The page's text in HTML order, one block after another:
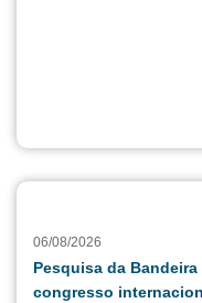
06/08/2026
Pesquisa da
congresso